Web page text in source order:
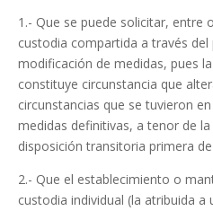
1.- Que se puede solicitar, entre
custodia compartida a través
modificación de medidas, pues
constituye circunstancia que
circunstancias que se tuvieron
medidas definitivas, a tenor de
disposición transitoria primera
2.- Que el establecimiento o
custodia individual (la atribuida